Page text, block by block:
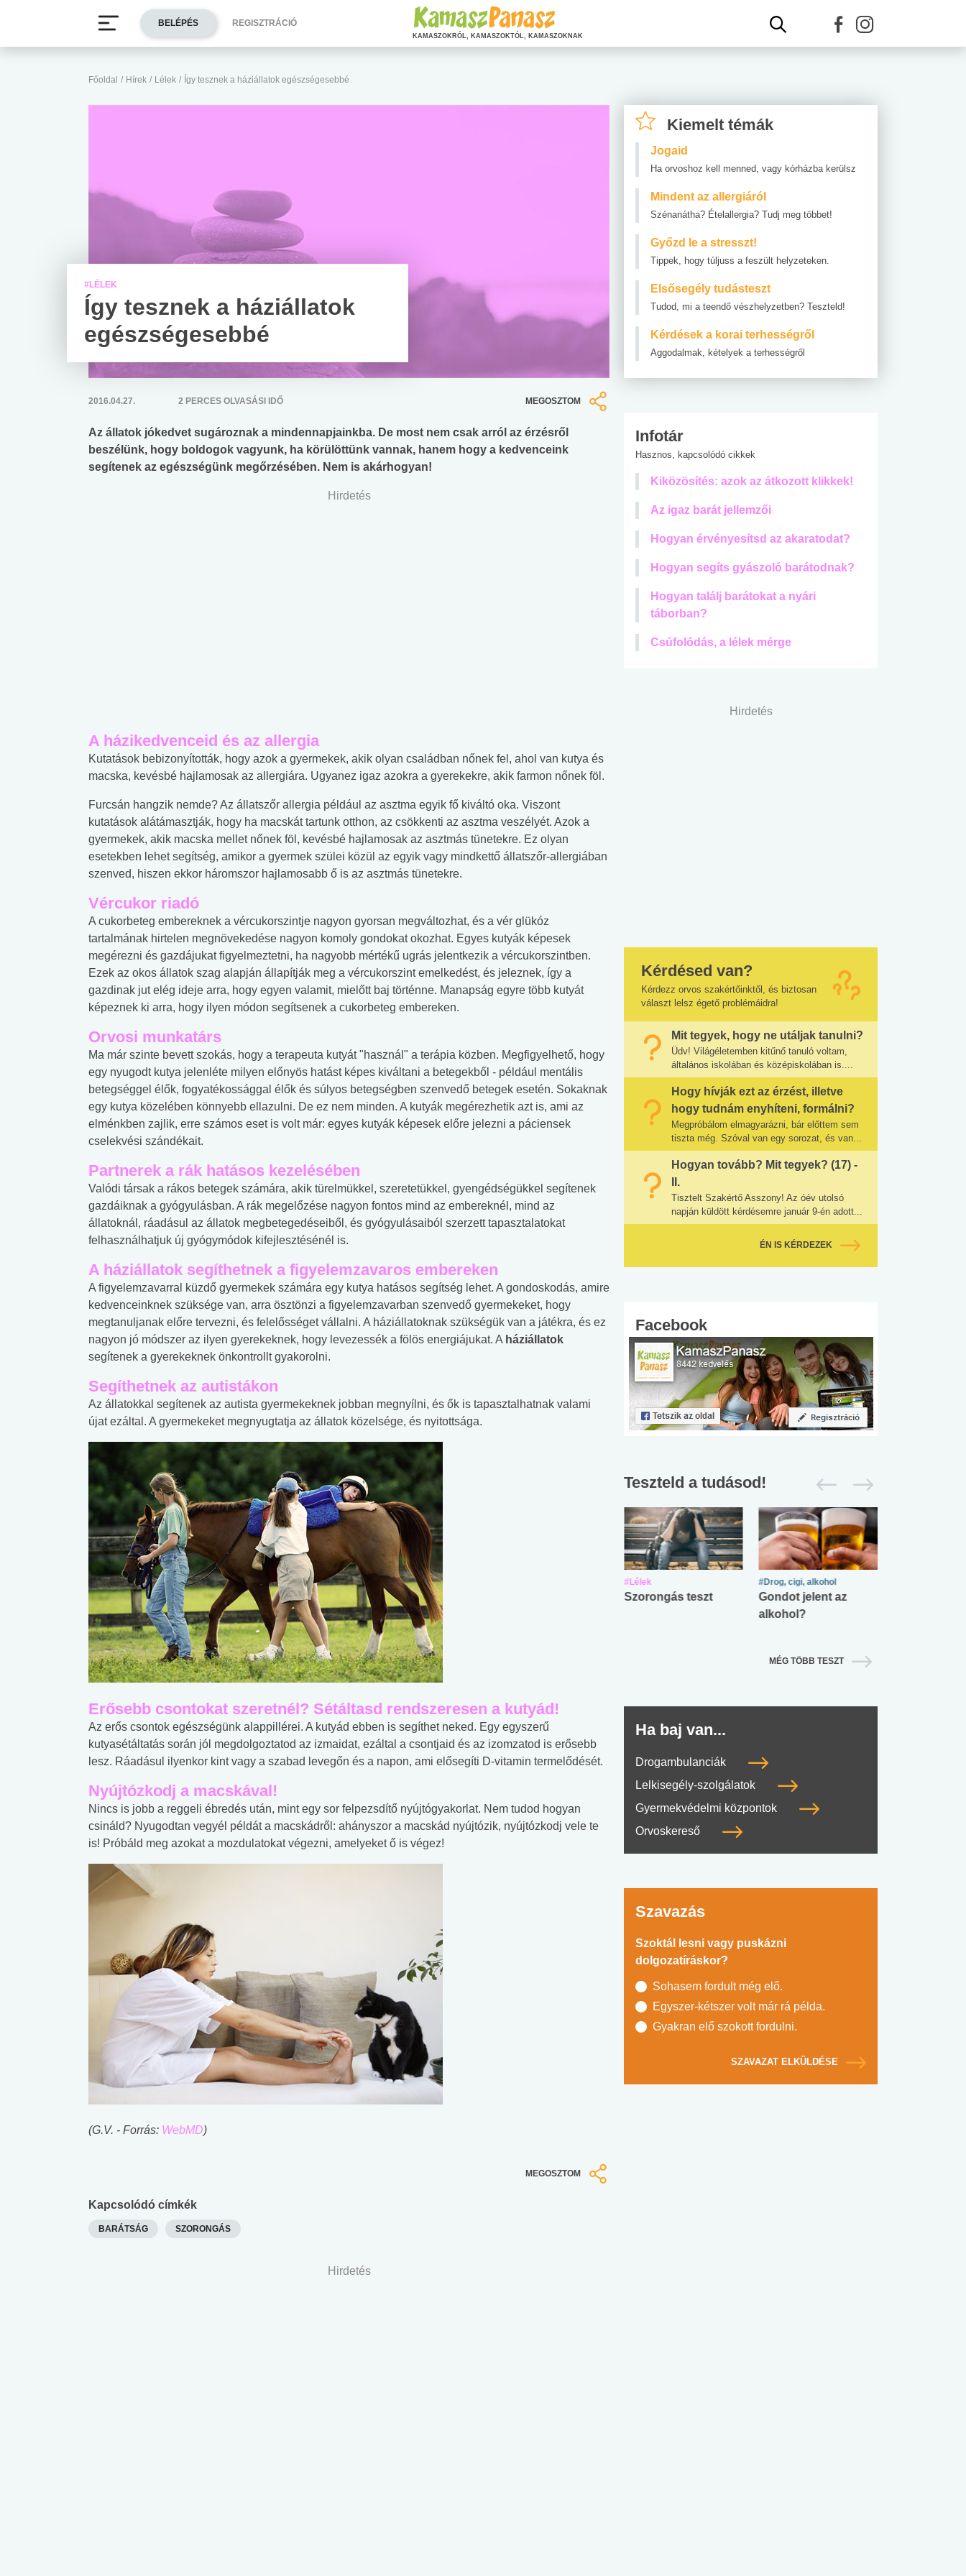
Főoldal / Hírek / Lélek / Így tesznek a háziállatok egészségesebbé
#LÉLEK
Így tesznek a háziállatok
egészségesebbé
2016.04.27. 2 PERCES OLVASÁSI IDŐ MEGOSZTOM
Az állatok jókedvet sugároznak a mindennapjainkba. De most nem csak arról az érzésről
beszélünk, hogy boldogok vagyunk, ha körülöttünk vannak, hanem hogy a kedvenceink
segítenek az egészségünk megőrzésében. Nem is akárhogyan!
Hirdetés
A házikedvenceid és az allergia
Kutatások bebizonyították, hogy azok a gyermekek, akik olyan családban nőnek fel, ahol van kutya és
macska, kevésbé hajlamosak az allergiára. Ugyanez igaz azokra a gyerekekre, akik farmon nőnek föl.
Furcsán hangzik nemde? Az állatszőr allergia például az asztma egyik fő kiváltó oka. Viszont
kutatások alátámasztják, hogy ha macskát tartunk otthon, az csökkenti az asztma veszélyét. Azok a
gyermekek, akik macska mellet nőnek föl, kevésbé hajlamosak az asztmás tünetekre. Ez olyan
esetekben lehet segítség, amikor a gyermek szülei közül az egyik vagy mindkettő állatszőr-allergiában
szenved, hiszen ekkor háromszor hajlamosabb ő is az asztmás tünetekre.
Vércukor riadó
A cukorbeteg embereknek a vércukorszintje nagyon gyorsan megváltozhat, és a vér glükóz
tartalmának hirtelen megnövekedése nagyon komoly gondokat okozhat. Egyes kutyák képesek
megérezni és gazdájukat figyelmeztetni, ha nagyobb mértékű ugrás jelentkezik a vércukorszintben.
Ezek az okos állatok szag alapján állapítják meg a vércukorszint emelkedést, és jeleznek, így a
gazdinak jut elég ideje arra, hogy egyen valamit, mielőtt baj történne. Manapság egyre több kutyát
képeznek ki arra, hogy ilyen módon segítsenek a cukorbeteg embereken.
Orvosi munkatárs
Ma már szinte bevett szokás, hogy a terapeuta kutyát "használ" a terápia közben. Megfigyelhető, hogy
egy nyugodt kutya jelenléte milyen előnyös hatást képes kiváltani a betegekből - például mentális
betegséggel élők, fogyatékossággal élők és súlyos betegségben szenvedő betegek esetén. Sokaknak
egy kutya közelében könnyebb ellazulni. De ez nem minden. A kutyák megérezhetik azt is, ami az
elménkben zajlik, erre számos eset is volt már: egyes kutyák képesek előre jelezni a páciensek
cselekvési szándékait.
Partnerek a rák hatásos kezelésében
Valódi társak a rákos betegek számára, akik türelmükkel, szeretetükkel, gyengédségükkel segítenek
gazdáiknak a gyógyulásban. A rák megelőzése nagyon fontos mind az embereknél, mind az
állatoknál, ráadásul az állatok megbetegedéseiből, és gyógyulásaiból szerzett tapasztalatokat
felhasználhatjuk új gyógymódok kifejlesztésénél is.
A háziállatok segíthetnek a figyelemzavaros embereken
A figyelemzavarral küzdő gyermekek számára egy kutya hatásos segítség lehet. A gondoskodás, amire
kedvenceinknek szüksége van, arra ösztönzi a figyelemzavarban szenvedő gyermekeket, hogy
megtanuljanak előre tervezni, és felelősséget vállalni. A háziállatoknak szükségük van a játékra, és ez
nagyon jó módszer az ilyen gyerekeknek, hogy levezessék a fölös energiájukat. A háziállatok
segítenek a gyerekeknek önkontrollt gyakorolni.
Segíthetnek az autistákon
Az állatokkal segítenek az autista gyermekeknek jobban megnyílni, és ők is tapasztalhatnak valami
újat ezáltal. A gyermekeket megnyugtatja az állatok közelsége, és nyitottsága.
Erősebb csontokat szeretnél? Sétáltasd rendszeresen a kutyád!
Az erős csontok egészségünk alappillérei. A kutyád ebben is segíthet neked. Egy egyszerű
kutyasétáltatás során jól megdolgoztatod az izmaidat, ezáltal a csontjaid és az izomzatod is erősebb
lesz. Ráadásul ilyenkor kint vagy a szabad levegőn és a napon, ami elősegíti D-vitamin termelődését.
Nyújtózkodj a macskával!
Nincs is jobb a reggeli ébredés után, mint egy sor felpezsdítő nyújtógyakorlat. Nem tudod hogyan
csináld? Nyugodtan vegyél példát a macskádről: ahányszor a macskád nyújtózik, nyújtózkodj vele te
is! Próbáld meg azokat a mozdulatokat végezni, amelyeket ő is végez!
(G.V. - Forrás: WebMD)
MEGOSZTOM
Kapcsolódó címkék
BARÁTSÁG SZORONGÁS
Hirdetés
Kiemelt témák
Jogaid
Ha orvoshoz kell menned, vagy kórházba kerülsz
Mindent az allergiáról
Szénanátha? Ételallergia? Tudj meg többet!
Győzd le a stresszt!
Tippek, hogy túljuss a feszült helyzeteken.
Elsősegély tudásteszt
Tudod, mi a teendő vészhelyzetben? Teszteld!
Kérdések a korai terhességről
Aggodalmak, kételyek a terhességről
Infotár
Hasznos, kapcsolódó cikkek
Kiközösítés: azok az átkozott klikkek!
Az igaz barát jellemzői
Hogyan érvényesítsd az akaratodat?
Hogyan segíts gyászoló barátodnak?
Hogyan találj barátokat a nyári
táborban?
Csúfolódás, a lélek mérge
Hirdetés
Kérdésed van?
Kérdezz orvos szakértőinktől, és biztosan
választ lelsz égető problémáidra!
Mit tegyek, hogy ne utáljak tanulni?
Üdv! Világéletemben kitűnő tanuló voltam,
általános iskolában és középiskolában is....
Hogy hívják ezt az érzést, illetve
hogy tudnám enyhíteni, formálni?
Megpróbálom elmagyarázni, bár előttem sem
tiszta még. Szóval van egy sorozat, és van...
Hogyan tovább? Mit tegyek? (17) -
II.
Tisztelt Szakértő Asszony! Az óév utolsó
napján küldött kérdésemre január 9-én adott...
ÉN IS KÉRDEZEK
Facebook
Teszteld a tudásod!
#Zöldövezet
Mekkora az ökológiai
lábnyomod?
#Betegségek
Elsősegély
tudásteszt
#Suli, munka
Angol középfokú
nyelvvizsga teszt -
No.42
#Lélek
Szorongás teszt
#Drog, cigi, alkohol
Gondot jelent az
alkohol?
MÉG TÖBB TESZT
Ha baj van...
Drogambulanciák
Lelkisegély-szolgálatok
Gyermekvédelmi központok
Orvoskereső
Szavazás
Szoktál lesni vagy puskázni
dolgozatíráskor?
Sohasem fordult még elő.
Egyszer-kétszer volt már rá példa.
Gyakran elő szokott fordulni.
SZAVAZAT ELKÜLDÉSE
BELÉPÉS REGISZTRÁCIÓ
KAMASZOKRÓL, KAMASZOKTÓL, KAMASZOKNAK